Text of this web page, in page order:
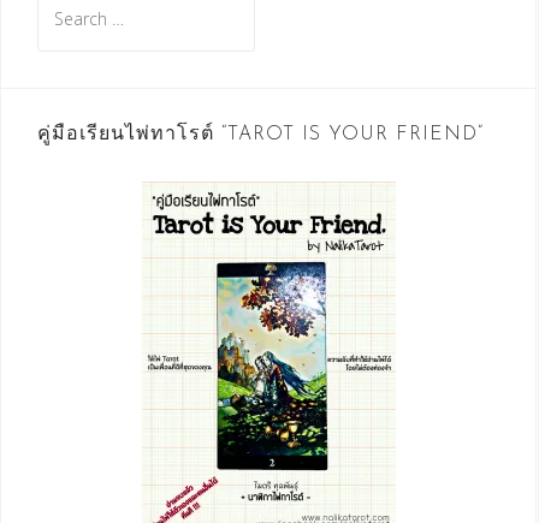
for:
คู่มือเรียนไพ่ทาโรต์ “TAROT IS YOUR FRIEND”